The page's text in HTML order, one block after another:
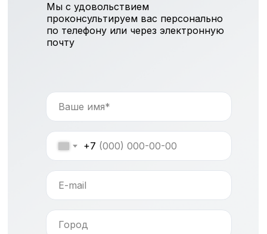
Мы с удовольствием
проконсультируем вас персонально
по телефону или через электронную
почту
+7